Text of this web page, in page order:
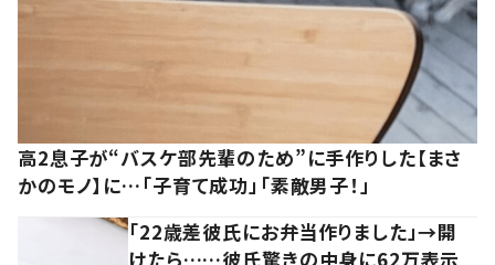
高2息子が“バスケ部先輩のため”に手作りした【まさ
かのモノ】に…「子育て成功」「素敵男子！」
「22歳差彼氏にお弁当作りました」→開
けたら……彼氏驚きの中身に62万表示